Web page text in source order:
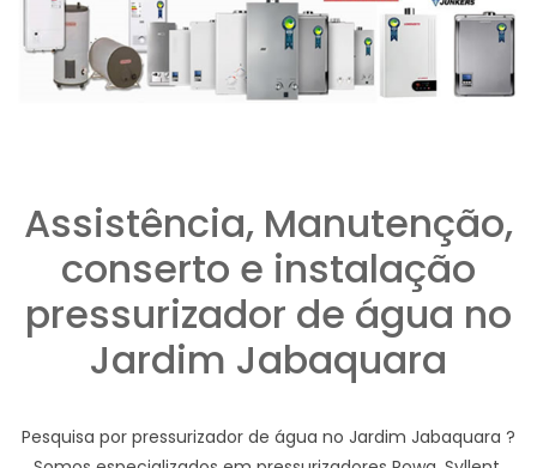
Assistência, Manutenção,
conserto e instalação
pressurizador de água no
Jardim Jabaquara
Pesquisa por pressurizador de água no Jardim Jabaquara ?